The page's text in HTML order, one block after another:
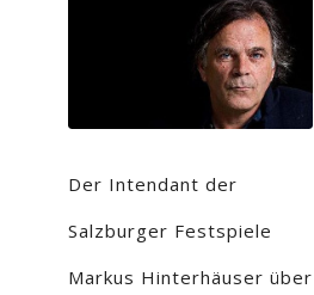
Der Intendant der
Salzburger Festspiele
Markus Hinterhäuser über